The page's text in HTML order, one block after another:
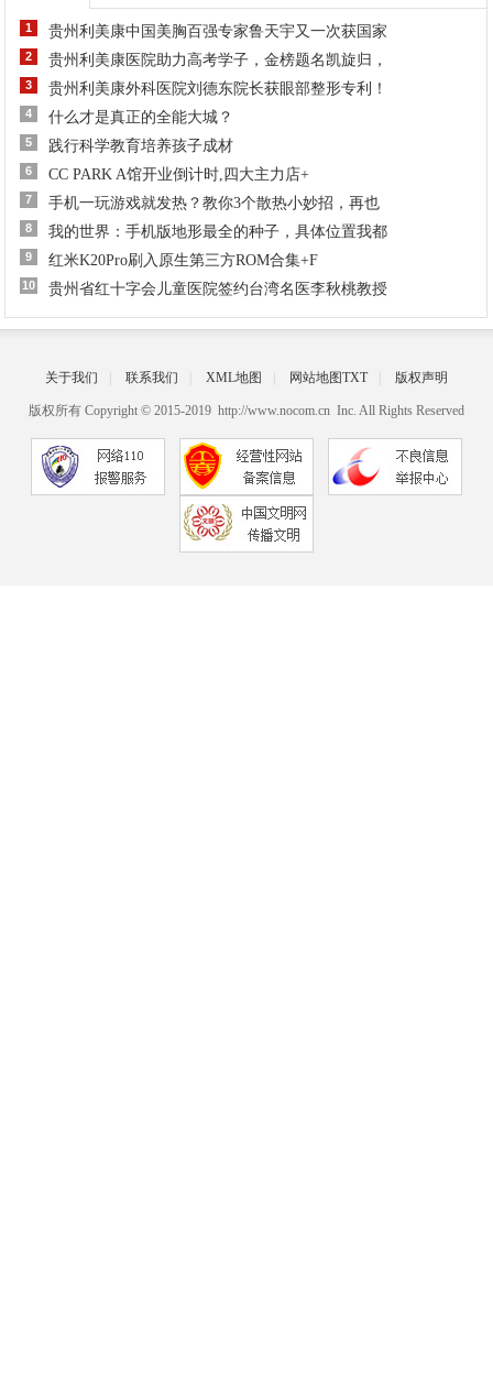
1 贵州利美康中国美胸百强专家鲁天宇又一次获国家
2 贵州利美康医院助力高考学子，金榜题名凯旋归，
3 贵州利美康外科医院刘德东院长获眼部整形专利！
4 什么才是真正的全能大城？
5 践行科学教育培养孩子成材
6 CC PARK A馆开业倒计时,四大主力店+
7 手机一玩游戏就发热？教你3个散热小妙招，再也
8 我的世界：手机版地形最全的种子，具体位置我都
9 红米K20Pro刷入原生第三方ROM合集+F
10 贵州省红十字会儿童医院签约台湾名医李秋桃教授
关于我们 联系我们 XML地图 网站地图TXT 版权声明
版权所有 Copyright © 2015-2019 http://www.nocom.cn Inc. All Rights Reserved